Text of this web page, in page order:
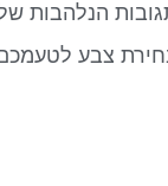
הנלהבות
צבע